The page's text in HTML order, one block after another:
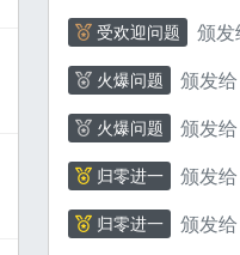
受欢迎问题 颁发
火爆问题 颁发给
火爆问题 颁发给
归零进一 颁发给
归零进一 颁发给